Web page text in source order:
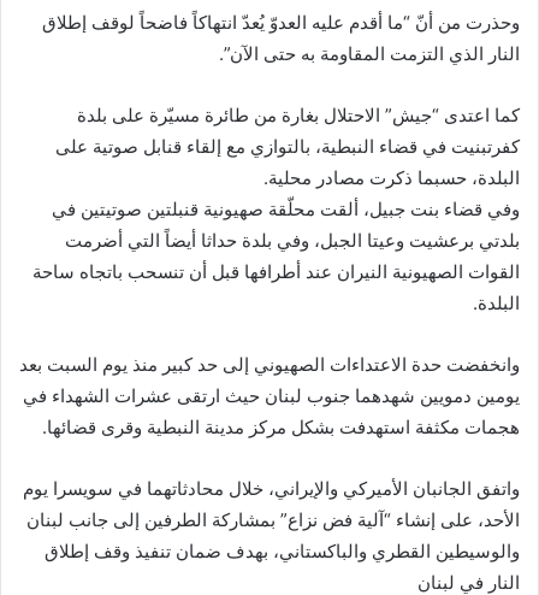
وحذرت من أنّ “ما أقدم عليه العدوّ يُعدّ انتهاكاً فاضحاً لوقف إطلاق
النار الذي التزمت المقاومة به حتى الآن”.
كما اعتدى “جيش” الاحتلال بغارة من طائرة مسيّرة على بلدة
كفرتبنيت في قضاء النبطية، بالتوازي مع إلقاء قنابل صوتية على
البلدة، حسبما ذكرت مصادر محلية.
وفي قضاء بنت جبيل، ألقت محلّقة صهيونية قنبلتين صوتيتين في
بلدتي برعشيت وعيتا الجبل، وفي بلدة حداثا أيضاً التي أضرمت
القوات الصهيونية النيران عند أطرافها قبل أن تنسحب باتجاه ساحة
البلدة.
وانخفضت حدة الاعتداءات الصهيوني إلى حد كبير منذ يوم السبت بعد
يومين دمويين شهدهما جنوب لبنان حيث ارتقى عشرات الشهداء في
هجمات مكثفة استهدفت بشكل مركز مدينة النبطية وقرى قضائها.
واتفق الجانبان الأميركي والإيراني، خلال محادثاتهما في سويسرا يوم
الأحد، على إنشاء “آلية فض نزاع” بمشاركة الطرفين إلى جانب لبنان
والوسيطين القطري والباكستاني، بهدف ضمان تنفيذ وقف إطلاق
النار في لبنان